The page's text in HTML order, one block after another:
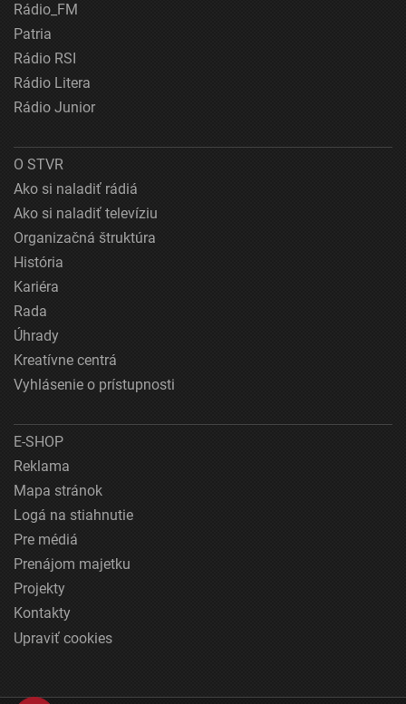
Rádio_FM
Patria
Rádio RSI
Rádio Litera
Rádio Junior
O STVR
Ako si naladiť rádiá
Ako si naladiť televíziu
Organizačná štruktúra
História
Kariéra
Rada
Úhrady
Kreatívne centrá
Vyhlásenie o prístupnosti
E-SHOP
Reklama
Mapa stránok
Logá na stiahnutie
Pre médiá
Prenájom majetku
Projekty
Kontakty
Upraviť cookies